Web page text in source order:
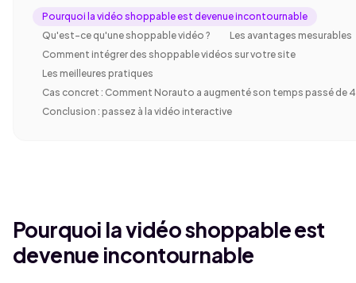
Pourquoi la vidéo shoppable est devenue incontournable
Qu'est-ce qu'une shoppable vidéo ?
Les avantages mesurables
Comment intégrer des shoppable vidéos sur votre site
Les meilleures pratiques
Cas concret : Comment Norauto a augmenté son temps passé de
Conclusion : passez à la vidéo interactive
Pourquoi la vidéo shoppable est
devenue incontournable